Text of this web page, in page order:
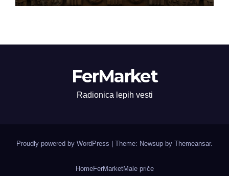
FerMarket
Radionica lepih vesti
Proudly powered by WordPress Theme: Newsup by Themeansar.
HomeFerMarketMale priče